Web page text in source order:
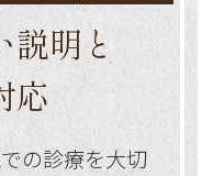
説明と
応
の診療を大切